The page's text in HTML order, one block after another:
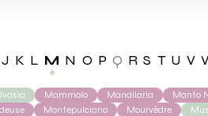
J K L M N O P Q R S T U V
Mammolo Mandilaria
Manto
Montepulciano Mourvèdre